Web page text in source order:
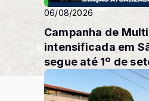
06/08/2026
Campanha de
intensificada em
segue até 1º de